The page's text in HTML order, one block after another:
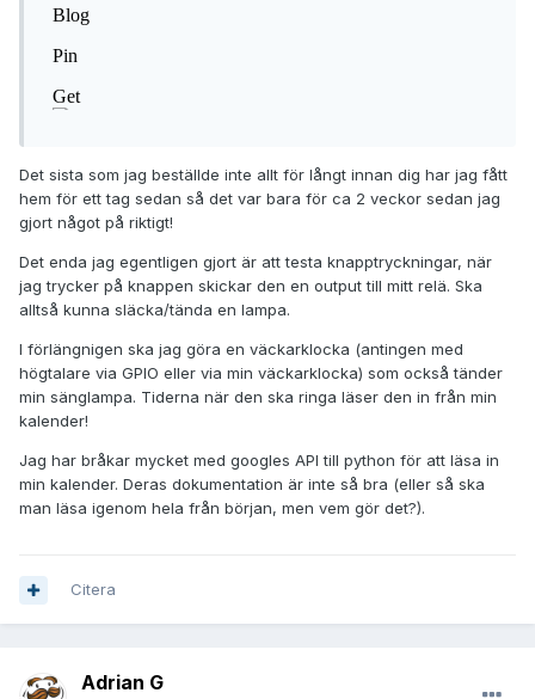
Det sista som jag beställde inte allt för långt innan dig har jag fått
hem för ett tag sedan så det var bara för ca 2 veckor sedan jag
gjort något på riktigt!
Det enda jag egentligen gjort är att testa knapptryckningar, när
jag trycker på knappen skickar den en output till mitt relä. Ska
alltså kunna släcka/tända en lampa.
I förlängnigen ska jag göra en väckarklocka (antingen med
högtalare via GPIO eller via min väckarklocka) som också tänder
min sänglampa. Tiderna när den ska ringa läser den in från min
kalender!
Jag har bråkar mycket med googles API till python för att läsa in
min kalender. Deras dokumentation är inte så bra (eller så ska
man läsa igenom hela från början, men vem gör det?).
Citera
Adrian G